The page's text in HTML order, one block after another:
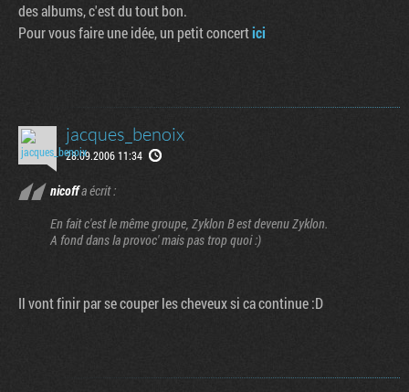
des albums, c'est du tout bon.
Pour vous faire une idée, un petit concertici
jacques_benoix
28.09.2006 11:34
nicoffa écrit :
En fait c'est le même groupe, Zyklon B est devenu Zyklon.
A fond dans la provoc' mais pas trop quoi :)
Il vont finir par se couper les cheveux si ca continue :D